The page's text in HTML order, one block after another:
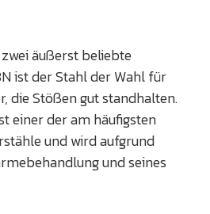
äußerst beliebte
ist der Stahl der Wahl für
die Stößen gut standhalten.
einer der am häufigsten
und wird aufgrund
und seines